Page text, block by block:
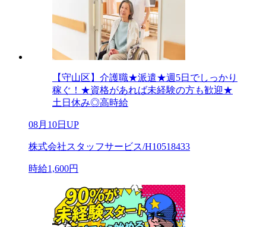
【守山区】介護職★派遣★週5日でしっかり
稼ぐ！★資格があれば未経験の方も歓迎★
土日休み◎高時給
08月10日UP
株式会社スタッフサービス/H10518433
時給1,600円